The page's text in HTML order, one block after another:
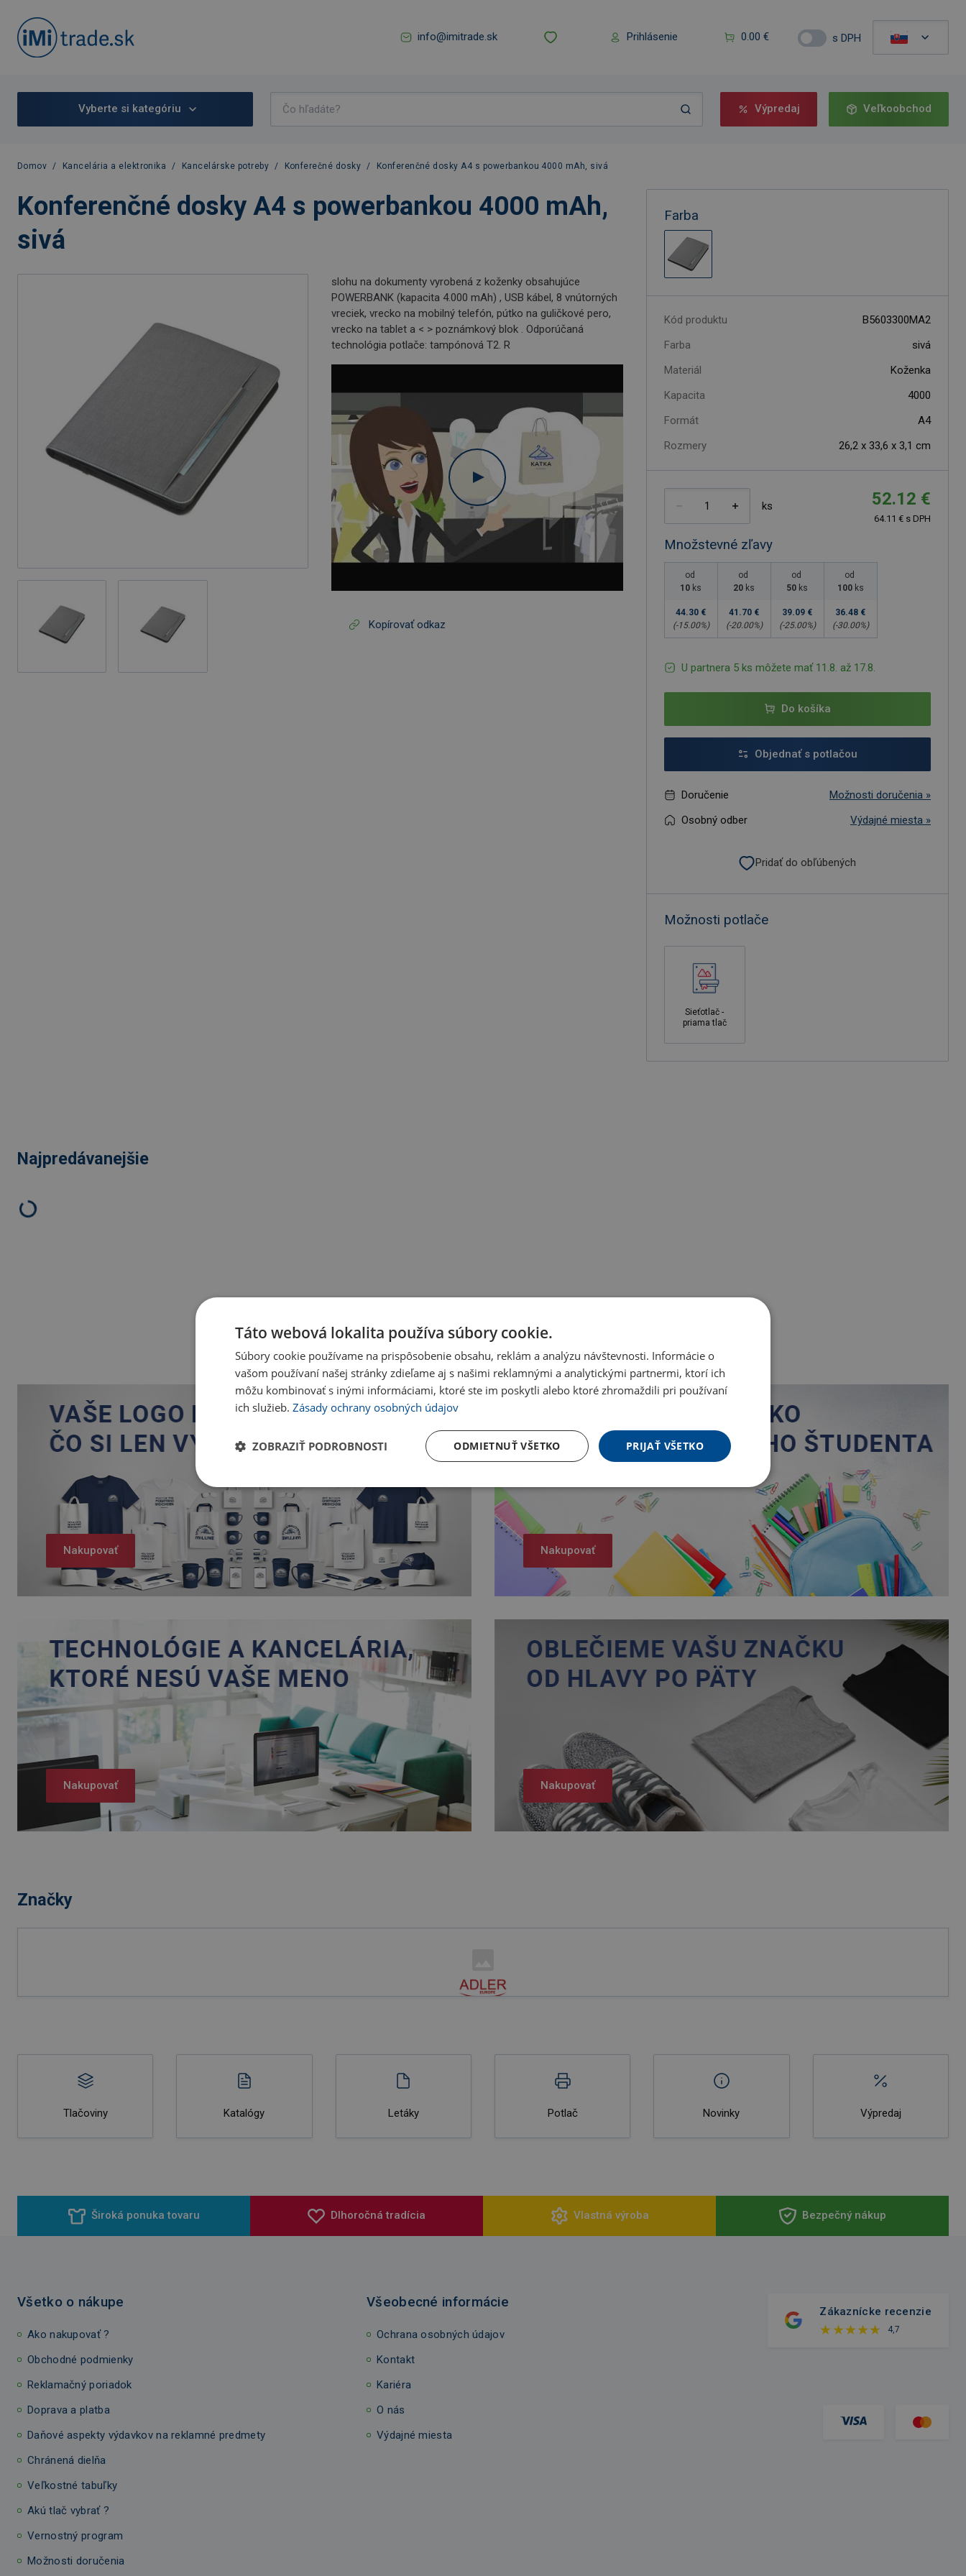
info@imitrade.sk Prihlásenie 0.00 € s DPH
Vyberte si kategóriu Výpredaj Veľkoobchod
Domov / Kancelária a elektronika / Kancelárske potreby / Konferečné dosky / Konferenčné dosky A4 s powerbankou 4000 mAh, sivá
Konferenčné dosky A4 s powerbankou 4000 mAh,
sivá
slohu na dokumenty vyrobená z koženky obsahujúce
POWERBANK (kapacita 4.000 mAh) , USB kábel, 8 vnútorných
vreciek, vrecko na mobilný telefón, pútko na guličkové pero,
vrecko na tablet a < > poznámkový blok . Odporúčaná
technológia potlače: tampónová T2. R
Kopírovať odkaz
Farba
Kód produktu
B5603300MA2
Farba
sivá
Materiál
Koženka
Kapacita
4000
Formát
A4
Rozmery
26,2 x 33,6 x 3,1 cm
ks 52.12 €
64.11 € s DPH
Množstevné zľavy
od
10 ks
44.30 €
(-15.00%)
od
20 ks
41.70 €
(-20.00%)
od
50 ks
39.09 €
(-25.00%)
od
100 ks
36.48 €
(-30.00%)
U partnera 5 ks môžete mať 11.8. až 17.8.
Do košíka
Objednať s potlačou
Doručenie
Možnosti doručenia »
Osobný odber
Výdajné miesta »
Pridať do obľúbených
Možnosti potlače
Sieťotlač -
priama tlač
Najpredávanejšie
Nakupovať Nakupovať
Nakupovať Nakupovať
Značky
Tlačoviny Katalógy Letáky Potlač Novinky Výpredaj
Široká ponuka tovaru Dlhoročná tradícia Vlastná výroba Bezpečný nákup
Všetko o nákupe
Ako nakupovať ?
Obchodné podmienky
Reklamačný poriadok
Doprava a platba
Daňové aspekty výdavkov na reklamné predmety
Chránená dielňa
Veľkostné tabuľky
Akú tlač vybrať ?
Vernostný program
Možnosti doručenia
Všeobecné informácie
Ochrana osobných údajov
Kontakt
Kariéra
O nás
Výdajné miesta
Zákaznícke recenzie
4,7
Táto webová lokalita používa súbory cookie.
Súbory cookie používame na prispôsobenie obsahu, reklám a analýzu návštevnosti. Informácie o
vašom používaní našej stránky zdieľame aj s našimi reklamnými a analytickými partnermi, ktorí ich
môžu kombinovať s inými informáciami, ktoré ste im poskytli alebo ktoré zhromaždili pri používaní
ich služieb. Zásady ochrany osobných údajov
PRIJAŤ VŠETKO
ODMIETNUŤ VŠETKO
ZOBRAZIŤ PODROBNOSTI